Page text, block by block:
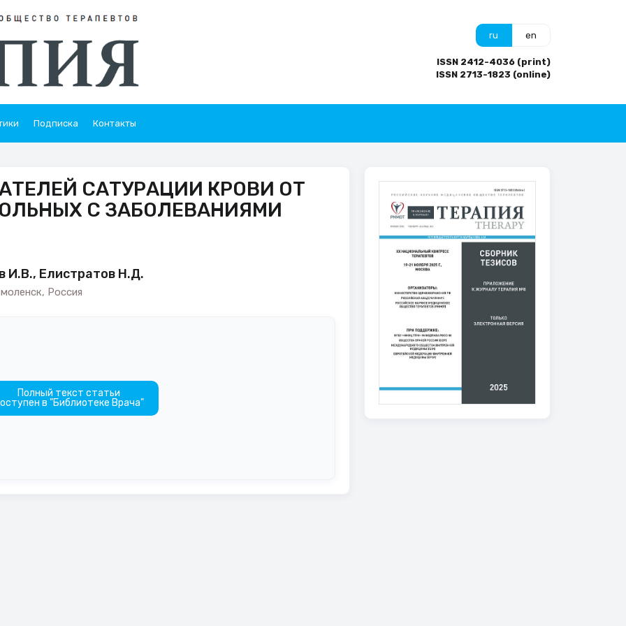
ru en
ISSN 2412-4036 (print)
ISSN 2713-1823 (online)
Подписка Контакты
САТУРАЦИИ КРОВИ ОТ
С ЗАБОЛЕВАНИЯМИ
И.В., Елистратов Н.Д.
Россия
Полный текст статьи
в "Библиотеке Врача"